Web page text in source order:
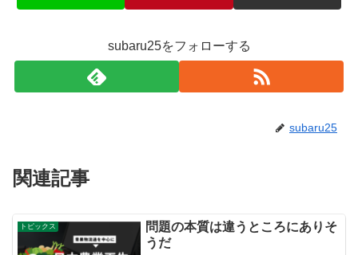
subaru25をフォローする
subaru25
関連記事
トピックス
問題の本質は違うところにありそ
うだ